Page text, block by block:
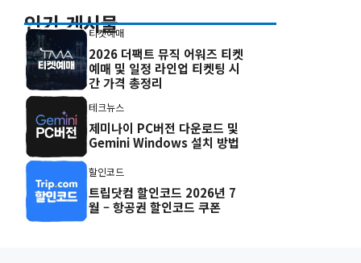
인기 게시물
티켓예매
2026 더팩트 뮤직 어워즈 티켓
예매 및 일정 라인업 티켓팅 시
간 가격 총정리
테크뉴스
제미나이 PC버전 다운로드 및
Gemini Windows 설치 방법
할인코드
트립닷컴 할인코드 2026년 7
월 – 항공권 할인코드 쿠폰